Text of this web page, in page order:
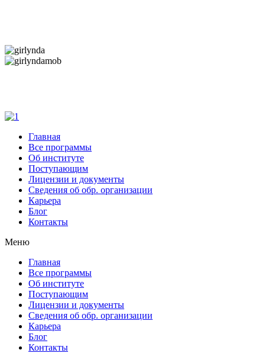
Главная
Все программы
Об институте
Поступающим
Лицензии и документы
Сведения об обр. организации
Карьера
Блог
Контакты
Меню
Главная
Все программы
Об институте
Поступающим
Лицензии и документы
Сведения об обр. организации
Карьера
Блог
Контакты